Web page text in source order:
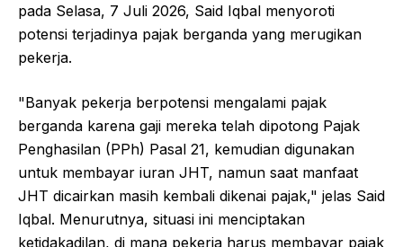
pada Selasa, 7 Juli 2026, Said Iqbal menyoroti
potensi terjadinya pajak berganda yang merugikan
pekerja.
"Banyak pekerja berpotensi mengalami pajak
berganda karena gaji mereka telah dipotong Pajak
Penghasilan (PPh) Pasal 21, kemudian digunakan
untuk membayar iuran JHT, namun saat manfaat
JHT dicairkan masih kembali dikenai pajak," jelas Said
Iqbal. Menurutnya, situasi ini menciptakan
ketidakadilan, di mana pekerja harus membayar pajak